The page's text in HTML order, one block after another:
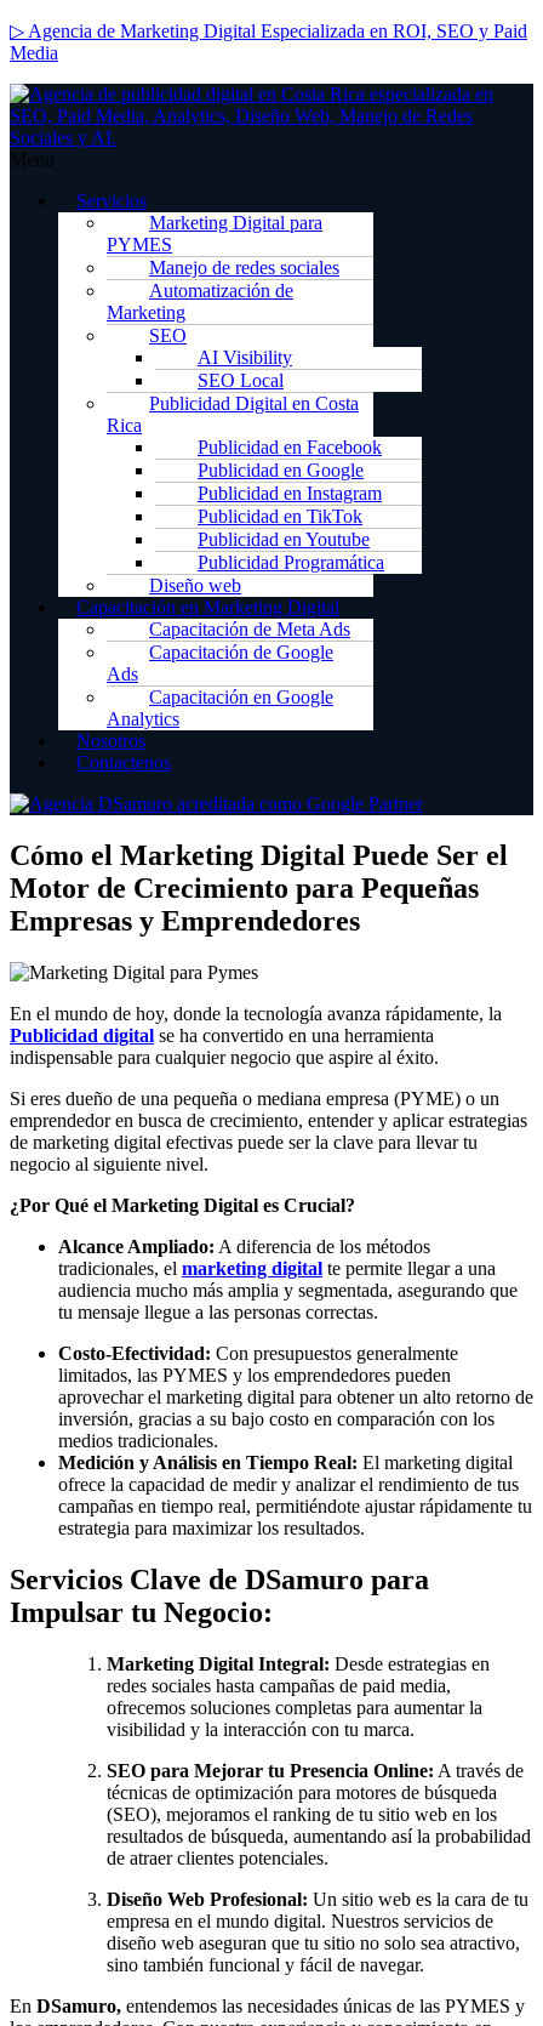
▷ Agencia de Marketing Digital Especializada en ROI, SEO y Paid
Media
Menu
Servicios
Marketing Digital para
PYMES
Manejo de redes sociales
Automatización de
Marketing
SEO
AI Visibility
SEO Local
Publicidad Digital en Costa
Rica
Publicidad en Facebook
Publicidad en Google
Publicidad en Instagram
Publicidad en TikTok
Publicidad en Youtube
Publicidad Programática
Diseño web
Capacitación en Marketing Digital
Capacitación de Meta Ads
Capacitación de Google
Ads
Capacitación en Google
Analytics
Nosotros
Contactenos
Cómo el Marketing Digital Puede Ser el
Motor de Crecimiento para Pequeñas
Empresas y Emprendedores
En el mundo de hoy, donde la tecnología avanza rápidamente, la
Publicidad digital se ha convertido en una herramienta
indispensable para cualquier negocio que aspire al éxito.
Si eres dueño de una pequeña o mediana empresa (PYME) o un
emprendedor en busca de crecimiento, entender y aplicar estrategias
de marketing digital efectivas puede ser la clave para llevar tu
negocio al siguiente nivel.
¿Por Qué el Marketing Digital es Crucial?
Alcance Ampliado: A diferencia de los métodos
tradicionales, el marketing digital te permite llegar a una
audiencia mucho más amplia y segmentada, asegurando que
tu mensaje llegue a las personas correctas.
Costo-Efectividad: Con presupuestos generalmente
limitados, las PYMES y los emprendedores pueden
aprovechar el marketing digital para obtener un alto retorno de
inversión, gracias a su bajo costo en comparación con los
medios tradicionales.
Medición y Análisis en Tiempo Real: El marketing digital
ofrece la capacidad de medir y analizar el rendimiento de tus
campañas en tiempo real, permitiéndote ajustar rápidamente tu
estrategia para maximizar los resultados.
Servicios Clave de DSamuro para
Impulsar tu Negocio:
Marketing Digital Integral: Desde estrategias en
redes sociales hasta campañas de paid media,
ofrecemos soluciones completas para aumentar la
visibilidad y la interacción con tu marca.
SEO para Mejorar tu Presencia Online: A través de
técnicas de optimización para motores de búsqueda
(SEO), mejoramos el ranking de tu sitio web en los
resultados de búsqueda, aumentando así la probabilidad
de atraer clientes potenciales.
Diseño Web Profesional: Un sitio web es la cara de tu
empresa en el mundo digital. Nuestros servicios de
diseño web aseguran que tu sitio no solo sea atractivo,
sino también funcional y fácil de navegar.
En DSamuro, entendemos las necesidades únicas de las PYMES y